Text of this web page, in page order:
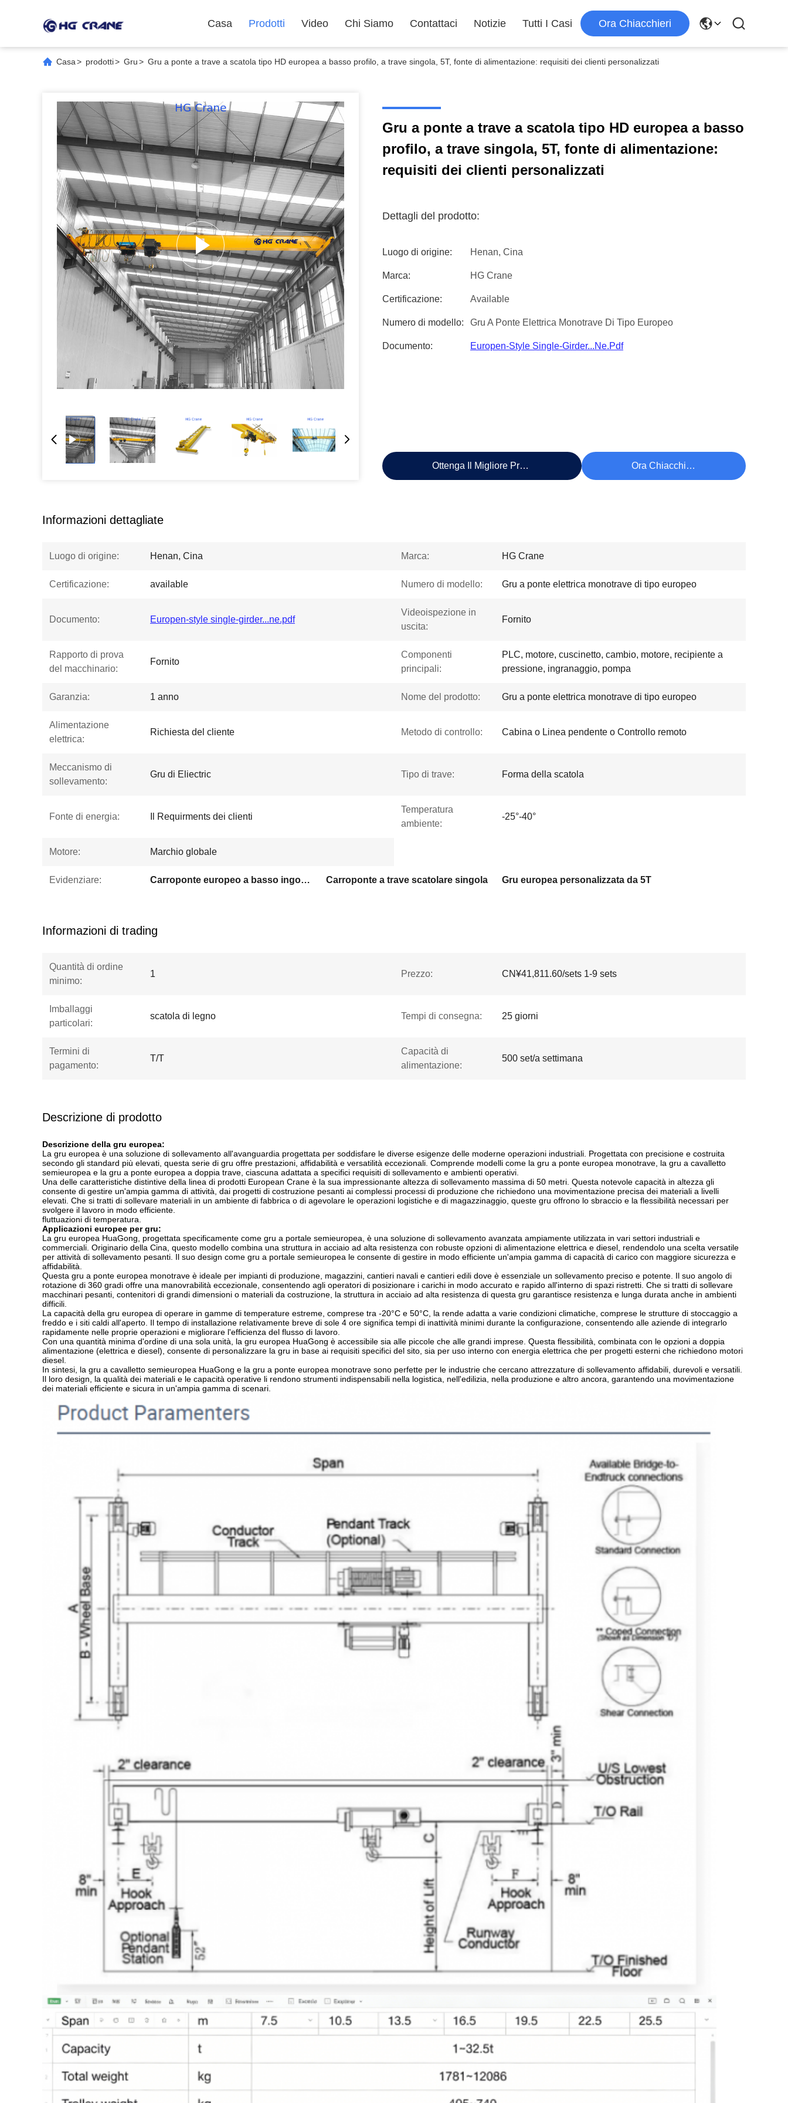
Casa Prodotti Video Chi Siamo Contattaci Notizie Tutti I Casi Ora Chiacchieri
Casa> prodotti> Gru> Gru a ponte a trave a scatola tipo HD europea a basso profilo, a trave singola, 5T, fonte di alimentazione: requisiti dei clienti personalizzati
Gru a ponte a trave a scatola tipo HD europea a basso
profilo, a trave singola, 5T, fonte di alimentazione:
requisiti dei clienti personalizzati
Dettagli del prodotto:
Luogo di origine: Henan, Cina
Marca: HG Crane
Certificazione: Available
Numero di modello: Gru A Ponte Elettrica Monotrave Di Tipo Europeo
Documento: Europen-Style Single-Girder...ne.pdf
Ottenga Il Migliore Prezzo Ora Chiacchieri
Informazioni dettagliate
Luogo di origine: Henan, Cina Marca: HG Crane
Certificazione: available Numero di modello: Gru a ponte elettrica monotrave di tipo europeo
Documento: Europen-style single-girder...ne.pdf
Videoispezione in
uscita:
Fornito
Rapporto di prova
del macchinario:
Fornito
Componenti
principali:
PLC, motore, cuscinetto, cambio, motore, recipiente a
pressione, ingranaggio, pompa
Garanzia: 1 anno Nome del prodotto: Gru a ponte elettrica monotrave di tipo europeo
Alimentazione
elettrica:
Richiesta del cliente Metodo di controllo: Cabina o Linea pendente o Controllo remoto
Meccanismo di
sollevamento:
Gru di Eliectric Tipo di trave: Forma della scatola
Fonte di energia: Il Requirments dei clienti
Temperatura
ambiente:
-25°-40°
Motore: Marchio globale
Evidenziare: Carroponte europeo a basso ingombro Carroponte a trave scatolare singola Gru europea personalizzata da 5T
Informazioni di trading
Quantità di ordine
minimo:
1 Prezzo: CN¥41,811.60/sets 1-9 sets
Imballaggi
particolari:
scatola di legno Tempi di consegna: 25 giorni
Termini di
pagamento:
T/T
Capacità di
alimentazione:
500 set/a settimana
Descrizione di prodotto
Descrizione della gru europea:
La gru europea è una soluzione di sollevamento all'avanguardia progettata per soddisfare le diverse esigenze delle moderne operazioni industriali. Progettata con precisione e costruita
secondo gli standard più elevati, questa serie di gru offre prestazioni, affidabilità e versatilità eccezionali. Comprende modelli come la gru a ponte europea monotrave, la gru a cavalletto
semieuropea e la gru a ponte europea a doppia trave, ciascuna adattata a specifici requisiti di sollevamento e ambienti operativi.
Una delle caratteristiche distintive della linea di prodotti European Crane è la sua impressionante altezza di sollevamento massima di 50 metri. Questa notevole capacità in altezza gli
consente di gestire un'ampia gamma di attività, dai progetti di costruzione pesanti ai complessi processi di produzione che richiedono una movimentazione precisa dei materiali a livelli
elevati. Che si tratti di sollevare materiali in un ambiente di fabbrica o di agevolare le operazioni logistiche e di magazzinaggio, queste gru offrono lo sbraccio e la flessibilità necessari per
svolgere il lavoro in modo efficiente.
fluttuazioni di temperatura.
Applicazioni europee per gru:
La gru europea HuaGong, progettata specificamente come gru a portale semieuropea, è una soluzione di sollevamento avanzata ampiamente utilizzata in vari settori industriali e
commerciali. Originario della Cina, questo modello combina una struttura in acciaio ad alta resistenza con robuste opzioni di alimentazione elettrica e diesel, rendendolo una scelta versatile
per attività di sollevamento pesanti. Il suo design come gru a portale semieuropea le consente di gestire in modo efficiente un'ampia gamma di capacità di carico con maggiore sicurezza e
affidabilità.
Questa gru a ponte europea monotrave è ideale per impianti di produzione, magazzini, cantieri navali e cantieri edili dove è essenziale un sollevamento preciso e potente. Il suo angolo di
rotazione di 360 gradi offre una manovrabilità eccezionale, consentendo agli operatori di posizionare i carichi in modo accurato e rapido all'interno di spazi ristretti. Che si tratti di sollevare
macchinari pesanti, contenitori di grandi dimensioni o materiali da costruzione, la struttura in acciaio ad alta resistenza di questa gru garantisce resistenza e lunga durata anche in ambienti
difficili.
La capacità della gru europea di operare in gamme di temperature estreme, comprese tra -20°C e 50°C, la rende adatta a varie condizioni climatiche, comprese le strutture di stoccaggio a
freddo e i siti caldi all'aperto. Il tempo di installazione relativamente breve di sole 4 ore significa tempi di inattività minimi durante la configurazione, consentendo alle aziende di integrarlo
rapidamente nelle proprie operazioni e migliorare l'efficienza del flusso di lavoro.
Con una quantità minima d'ordine di una sola unità, la gru europea HuaGong è accessibile sia alle piccole che alle grandi imprese. Questa flessibilità, combinata con le opzioni a doppia
alimentazione (elettrica e diesel), consente di personalizzare la gru in base ai requisiti specifici del sito, sia per uso interno con energia elettrica che per progetti esterni che richiedono motori
diesel.
In sintesi, la gru a cavalletto semieuropea HuaGong e la gru a ponte europea monotrave sono perfette per le industrie che cercano attrezzature di sollevamento affidabili, durevoli e versatili.
Il loro design, la qualità dei materiali e le capacità operative li rendono strumenti indispensabili nella logistica, nell'edilizia, nella produzione e altro ancora, garantendo una movimentazione
dei materiali efficiente e sicura in un'ampia gamma di scenari.